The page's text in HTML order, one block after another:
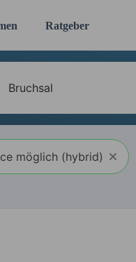
Ratgeber
möglich (hybrid)